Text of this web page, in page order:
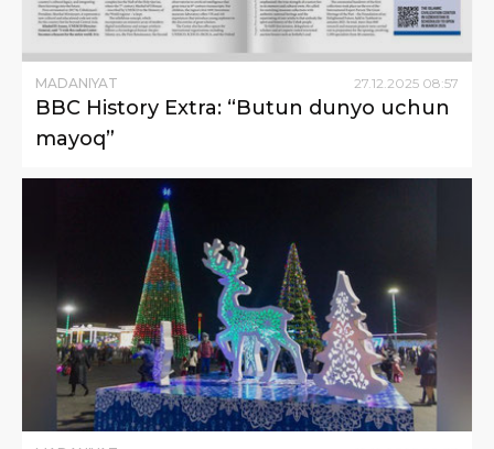
MADANIYAT 27.12.2025 08:57
BBC History Extra: “Butun dunyo uchun
mayoq”